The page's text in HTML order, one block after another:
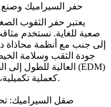
حفر السيراميك وصنع
يعتبر حفر الثقوب
صعبة للغاية. نستخدم
إلى جنب مع أنظمة محاذاة
جودة الثقب وسلامة
العالية للطول إلى التفريغ الكهربائي (EDM)
كعملية تكميلية، اعتمادًا على التصميم والمادة المحددين.
صقل السيراميك: